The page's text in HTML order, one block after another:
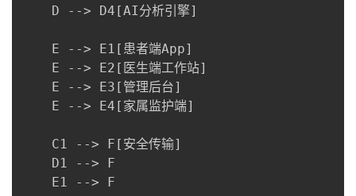
    D --> D4[AI分析引擎]
    E --> E1[患者端App]
    E --> E2[医生端工作站]
    E --> E3[管理后台]
    E --> E4[家属监护端]
    C1 --> F[安全传输]
    D1 --> F
    E1 --> F